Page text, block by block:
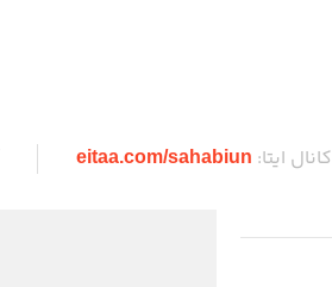
کانال ایتا: eitaa.com/sahabiun